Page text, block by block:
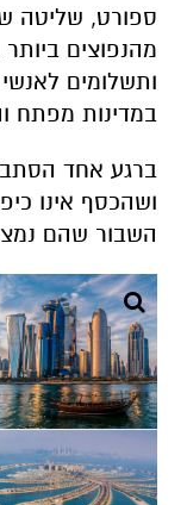
ספורט, שליטה
מהנפוצים
ותשלומים
במדינות מפתח
ברגע אחד
ושהכסף אינו
השבור שהם